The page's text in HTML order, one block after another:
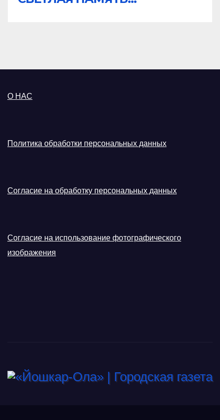
О НАС
Политика обработки персональных данных
Согласие на обработку персональных данных
Согласие на использование фотографического
изображения